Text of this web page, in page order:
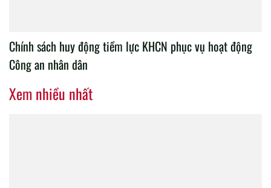
Chính sách huy động tiềm lực KHCN phục vụ hoạt động
Công an nhân dân
Xem nhiều nhất